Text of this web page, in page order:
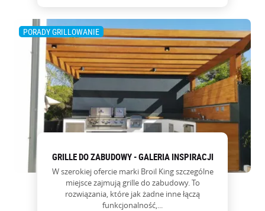
PORADY GRILLOWANIE
GRILLE DO ZABUDOWY - GALERIA INSPIRACJI
W szerokiej ofercie marki Broil King szczególne
miejsce zajmują grille do zabudowy. To
rozwiązania, które jak żadne inne łączą
funkcjonalność,...